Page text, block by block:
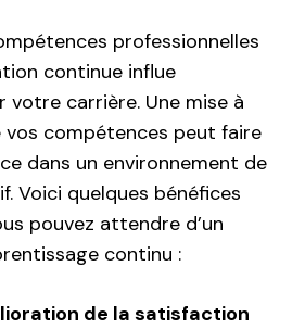
professionnelles
continue influe
votre carrière. Une mise à
vos compétences peut faire
dans un environnement de
Voici quelques bénéfices
pouvez attendre d’un
continu :
de la satisfaction